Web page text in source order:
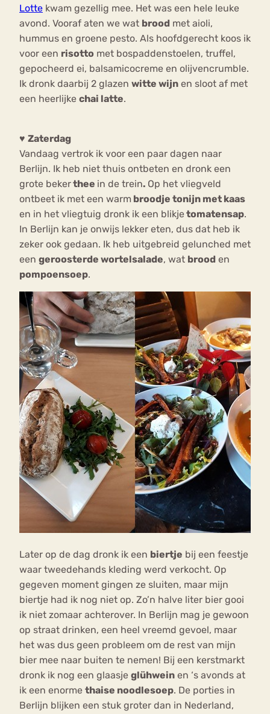
Lotte kwam gezellig mee. Het was een hele leuke
avond. Vooraf aten we wat brood met aioli,
hummus en groene pesto. Als hoofdgerecht koos ik
voor een risotto met bospaddenstoelen, truffel,
gepocheerd ei, balsamicocreme en olijvencrumble.
Ik dronk daarbij 2 glazen witte wijn en sloot af met
een heerlijke chai latte.
♥ Zaterdag
Vandaag vertrok ik voor een paar dagen naar
Berlijn. Ik heb niet thuis ontbeten en dronk een
grote bekerthee in de trein. Op het vliegveld
ontbeet ik met een warm broodje tonijn met kaas
en in het vliegtuig dronk ik een blikjetomatensap.
In Berlijn kan je onwijs lekker eten, dus dat heb ik
zeker ook gedaan. Ik heb uitgebreid gelunched met
een geroosterde wortelsalade, wat brood en
pompoensoep.
Later op de dag dronk ik een biertje bij een feestje
waar tweedehands kleding werd verkocht. Op
gegeven moment gingen ze sluiten, maar mijn
biertje had ik nog niet op. Zo’n halve liter bier gooi
ik niet zomaar achterover. In Berlijn mag je gewoon
op straat drinken, een heel vreemd gevoel, maar
het was dus geen probleem om de rest van mijn
bier mee naar buiten te nemen! Bij een kerstmarkt
dronk ik nog een glaasje glühwein en ‘s avonds at
ik een enorme thaise noodlesoep. De porties in
Berlijn blijken een stuk groter dan in Nederland,